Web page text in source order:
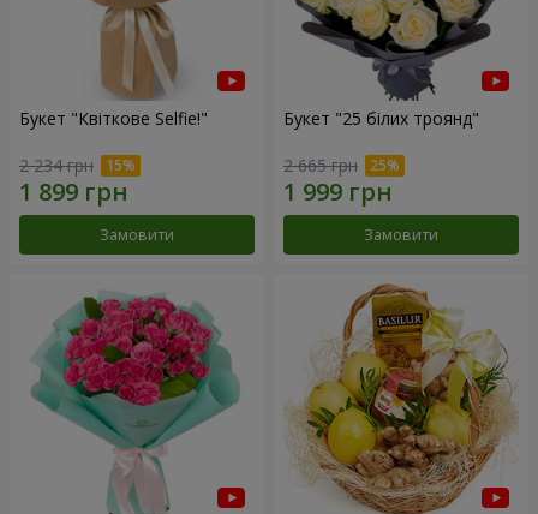
Букет "Квіткове Selfie!"
2 234 грн
Замовити
Букет "25 білих троянд"
2 665 грн
Замовити